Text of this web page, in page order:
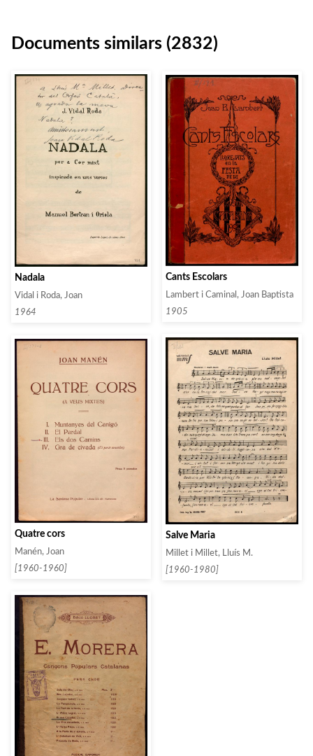
Documents similars (2832)
Nadala
Vidal i Roda, Joan
1964
Cants Escolars
Lambert i Caminal, Joan Baptista
1905
Quatre cors
Manén, Joan
[1960-1960]
Salve Maria
Millet i Millet, Lluís M.
[1960-1980]